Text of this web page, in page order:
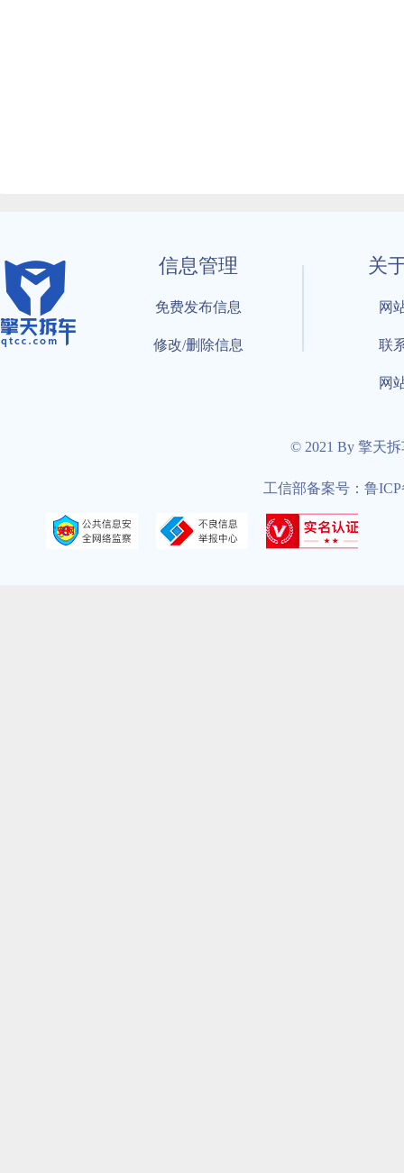
信息管理
免费发布信息
修改/删除信息
关
网
联
网
© 2021 By 擎天
工信部备案号：鲁